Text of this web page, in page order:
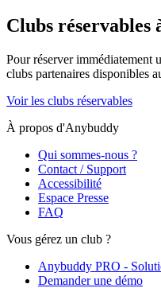
Clubs réservables
Pour réserver immédiatement
clubs partenaires disponibles
Voir les clubs réservables
À propos d'Anybuddy
Qui sommes-nous ?
Contact / Support
Accessibilité
Espace Presse
FAQ
Vous gérez un club ?
Anybuddy PRO -
Demander une démo